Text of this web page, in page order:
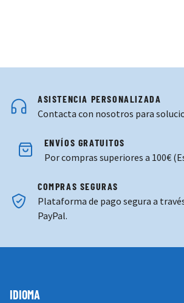
ASISTENCIA PERSONALIZADA
Contacta con nosotros para
ENVÍOS GRATUITOS
Por compras superiores a 100€
COMPRAS SEGURAS
Plataforma de pago segura a
PayPal.
IDIOMA